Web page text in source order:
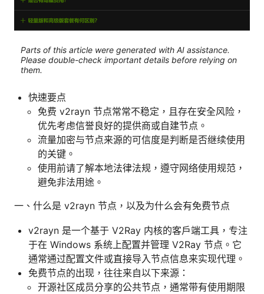
Parts of this article were generated with AI assistance.
Please double-check important details before relying on
them.
快速要点
免费 v2rayn 节点常常不稳定，且存在安全风险，
优先考虑信誉良好的提供商或自建节点。
流量加密与节点来源的可信度是判断是否继续使用
的关键。
使用前请了解本地法律法规，遵守网络使用规范，
避免非法用途。
一、什么是 v2rayn 节点，以及为什么会有免费节点
v2rayn 是一个基于 V2Ray 内核的客户端工具，专注
于在 Windows 系统上配置并管理 V2Ray 节点。它
通常通过配置文件或直接导入节点信息来实现代理。
免费节点的出现，往往来自以下来源：
开源社区成员分享的公共节点，通常带有使用期限